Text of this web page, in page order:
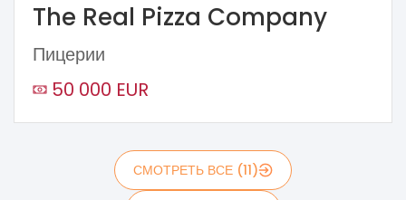
The Real Pizza Company
Пицерии
50 000 EUR
СМОТРЕТЬ ВСЕ (11)